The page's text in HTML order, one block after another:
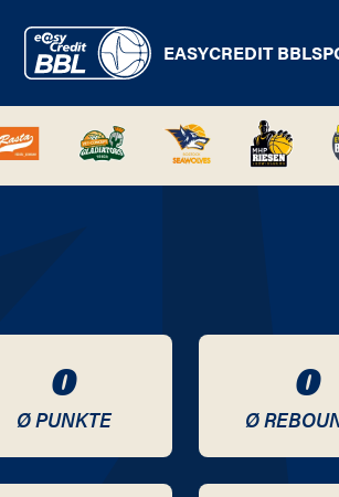
EASYCREDIT BBL
0
Ø PUNKTE
0
Ø